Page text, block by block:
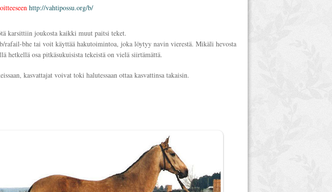
http://vahtipossu.org/b/
karsittiin joukosta kaikki muut paitsi teket.
rafail-bhe tai voit käyttää hakutoimintoa, joka löytyy navin vierestä. Mikäli hevosta
hetkellä osa pitkäsukuisista tekeistä on vielä siirtämättä.
kasvattajat voivat toki halutessaan ottaa kasvattinsa takaisin.